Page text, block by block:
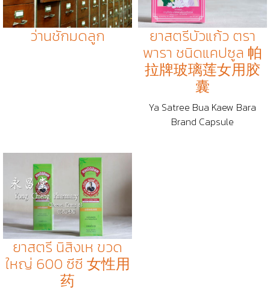
ว่านชักมดลูก
ยาสตรีบัวแก้ว ตรา
พารา ชนิดแคปซูล 帕
拉牌玻璃莲女用胶
囊
Ya Satree Bua Kaew Bara
Brand Capsule
ยาสตรี นิสิงเห ขวด
ใหญ่ 600 ซีซี 女性用
药